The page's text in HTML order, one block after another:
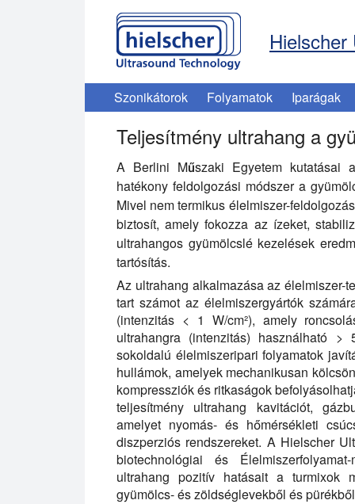
Szonikátorok Folyamatok Iparágak
Teljesítmény ultrahang a
A Berlini Műszaki Egyetem kutatásai
hatékony feldolgozási módszer a
Mivel nem termikus élelmiszer-
biztosít, amely fokozza az ízeket,
ultrahangos gyümölcslé kezelések
tartósítás.
Az ultrahang alkalmazása az élelmiszer-
tart számot az élelmiszergyártók
(intenzitás < 1 W/cm²), amely
ultrahangra (intenzitás) használható >
sokoldalú élelmiszeripari folyamatok
hullámok, amelyek mechanikusan
kompressziók és ritkaságok
teljesítmény ultrahang kavitációt,
amelyet nyomás- és hőmérsékleti
diszperziós rendszereket. A Hielscher
biotechnológiai és
ultrahang pozitív hatásait a turmixok
gyümölcs- és zöldséglevekből és